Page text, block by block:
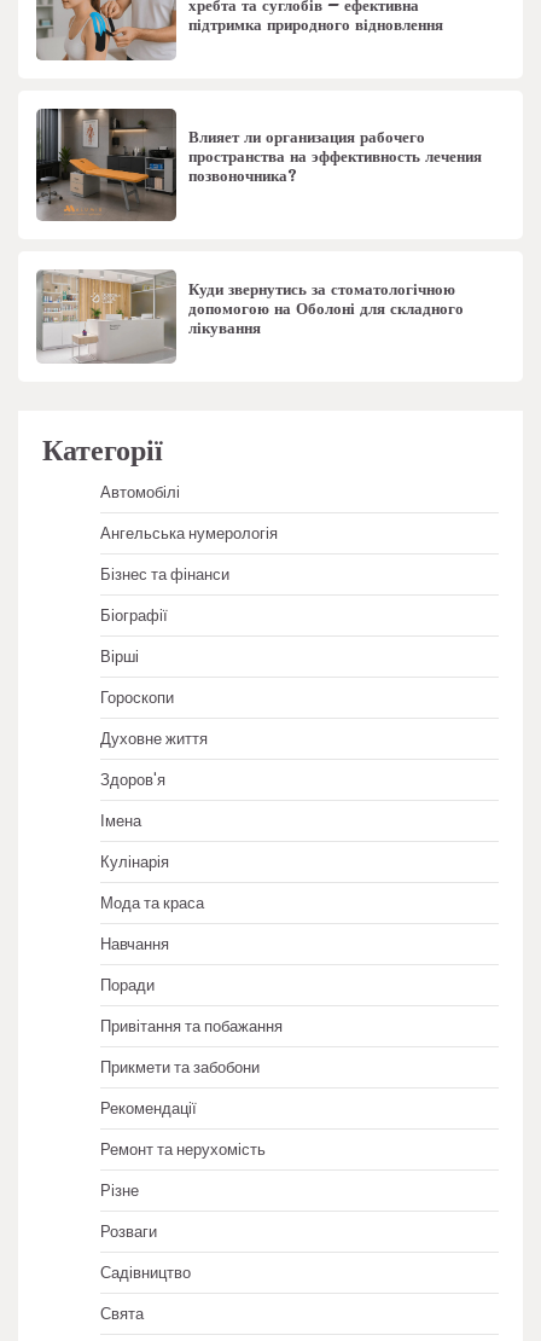
хребта та суглобів – ефективна
підтримка природного відновлення
Влияет ли организация рабочего
пространства на эффективность лечения
позвоночника?
Куди звернутись за стоматологічною
допомогою на Оболоні для складного
лікування
Категорії
Автомобілі
Ангельська нумерологія
Бізнес та фінанси
Біографії
Вірші
Гороскопи
Духовне життя
Здоров'я
Імена
Кулінарія
Мода та краса
Навчання
Поради
Привітання та побажання
Прикмети та забобони
Рекомендації
Ремонт та нерухомість
Різне
Розваги
Садівництво
Свята